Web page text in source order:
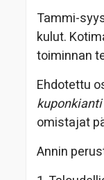
Tammi-
kulut.
toiminnan
Ehdotettu
omistajat
Annin